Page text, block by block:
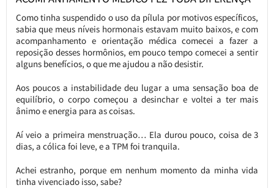
Como tinha suspendido o uso da pílula por motivos específicos,
sabia que meus níveis hormonais estavam muito baixos, e com
acompanhamento e orientação médica comecei a fazer a
reposição desses hormônios, em pouco tempo comecei a sentir
alguns benefícios, o que me ajudou a não desistir.
Aos poucos a instabilidade deu lugar a uma sensação boa de
equilíbrio, o corpo começou a desinchar e voltei a ter mais
ânimo e energia para as coisas.
Aí veio a primeira menstruação… Ela durou pouco, coisa de 3
dias, a cólica foi leve, e a TPM foi tranquila.
Achei estranho, porque em nenhum momento da minha vida
tinha vivenciado isso, sabe?